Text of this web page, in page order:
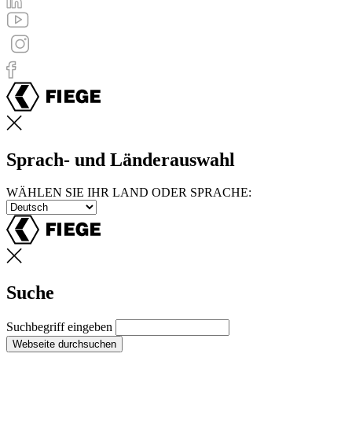
Sprach- und Länderauswahl
WÄHLEN SIE IHR LAND ODER SPRACHE:
Suche
Suchbegriff eingeben